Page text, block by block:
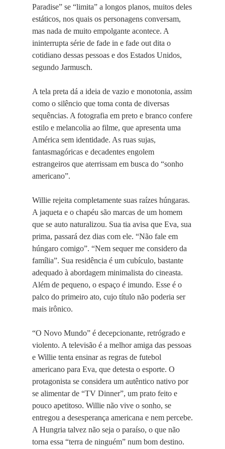
Paradise” se “limita” a longos planos, muitos deles
estáticos, nos quais os personagens conversam,
mas nada de muito empolgante acontece. A
ininterrupta série de fade in e fade out dita o
cotidiano dessas pessoas e dos Estados Unidos,
segundo Jarmusch.
A tela preta dá a ideia de vazio e monotonia, assim
como o silêncio que toma conta de diversas
sequências. A fotografia em preto e branco confere
estilo e melancolia ao filme, que apresenta uma
América sem identidade. As ruas sujas,
fantasmagóricas e decadentes engolem
estrangeiros que aterrissam em busca do “sonho
americano”.
Willie rejeita completamente suas raízes húngaras.
A jaqueta e o chapéu são marcas de um homem
que se auto naturalizou. Sua tia avisa que Eva, sua
prima, passará dez dias com ele. “Não fale em
húngaro comigo”. “Nem sequer me considero da
família”. Sua residência é um cubículo, bastante
adequado à abordagem minimalista do cineasta.
Além de pequeno, o espaço é imundo. Esse é o
palco do primeiro ato, cujo título não poderia ser
mais irônico.
“O Novo Mundo” é decepcionante, retrógrado e
violento. A televisão é a melhor amiga das pessoas
e Willie tenta ensinar as regras de futebol
americano para Eva, que detesta o esporte. O
protagonista se considera um autêntico nativo por
se alimentar de “TV Dinner”, um prato feito e
pouco apetitoso. Willie não vive o sonho, se
entregou a desesperança americana e nem percebe.
A Hungria talvez não seja o paraíso, o que não
torna essa “terra de ninguém” num bom destino.